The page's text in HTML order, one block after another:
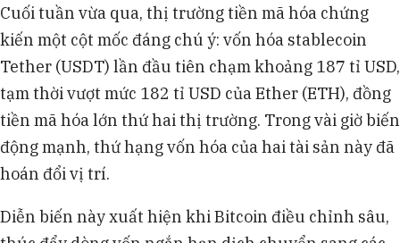
lực giảm giá lên đồng Ether.
Tập đoàn MicroStrategy tiếp tục công bố
thương vụ giải ngân khoảng 100 triệu USD để tích
lũy thêm Bitcoin, cho thấy dòng tiền lớn vẫn đang
chờ đợi cơ hội tái phân bổ.
Thị trường đang chờ đợi cuộc họp chính sách
của Cục Dự trữ Liên bang Mỹ dưới sự chủ trì của
Chủ tịch Kevin Warsh và diễn biến dự luật Clarity
Act tại Quốc hội Mỹ.
Cuối tuần vừa qua, thị trường tiền mã hóa chứng
kiến một cột mốc đáng chú ý: vốn hóa stablecoin
Tether (USDT) lần đầu tiên chạm khoảng 187 tỉ USD,
tạm thời vượt mức 182 tỉ USD của Ether (ETH), đồng
tiền mã hóa lớn thứ hai thị trường. Trong vài giờ biến
động mạnh, thứ hạng vốn hóa của hai tài sản này đã
hoán đổi vị trí.
Diễn biến này xuất hiện khi Bitcoin điều chỉnh sâu,